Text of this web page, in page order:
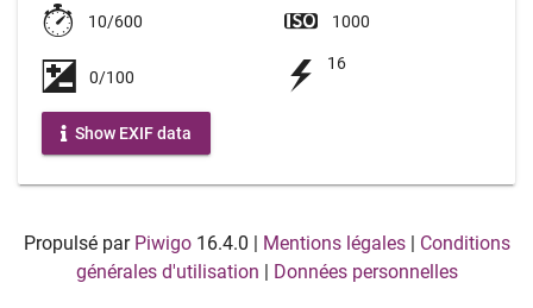
10/600 1000
0/100
16
Show EXIF data
Propulsé par Piwigo16.4.0 | Mentions légales| Conditions
générales d'utilisation | Données personnelles